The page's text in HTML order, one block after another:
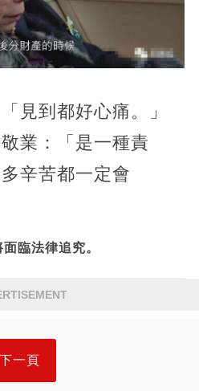
見到都好心痛。」
業：「是一種責
辛苦都一定會
臨法律追究。
下一頁